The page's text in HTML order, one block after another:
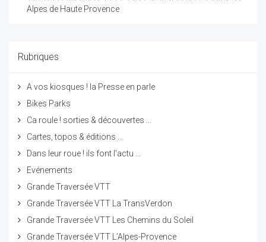
Alpes de Haute Provence
Rubriques
A vos kiosques ! la Presse en parle
Bikes Parks
Ca roule ! sorties & découvertes ...
Cartes, topos & éditions ...
Dans leur roue ! ils font l'actu ...
Evénements
Grande Traversée VTT
Grande Traversée VTT La TransVerdon
Grande Traversée VTT Les Chemins du Soleil
Grande Traversée VTT L’Alpes-Provence